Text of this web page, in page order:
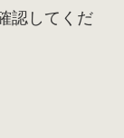
認してくだ